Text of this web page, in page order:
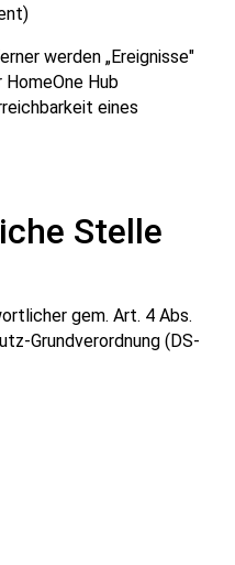
werden „Ereignisse"
Hub
eines
Stelle
gem. Art. 4 Abs.
Grundverordnung (DS-